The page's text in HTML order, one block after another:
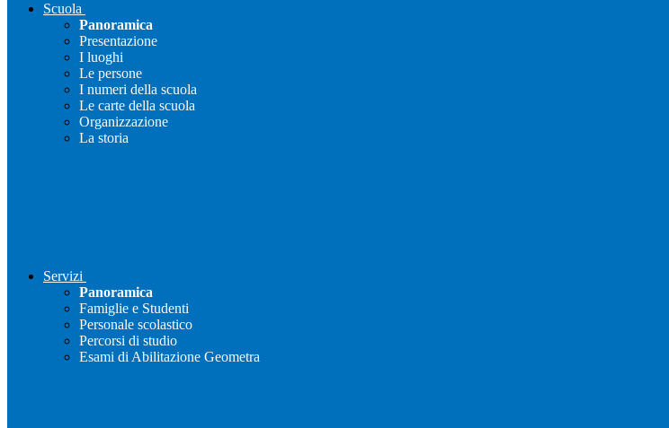
Scuola
Panoramica
Presentazione
I luoghi
Le persone
I numeri della scuola
Le carte della scuola
Organizzazione
La storia
Servizi
Panoramica
Famiglie e Studenti
Personale scolastico
Percorsi di studio
Esami di Abilitazione Geometra